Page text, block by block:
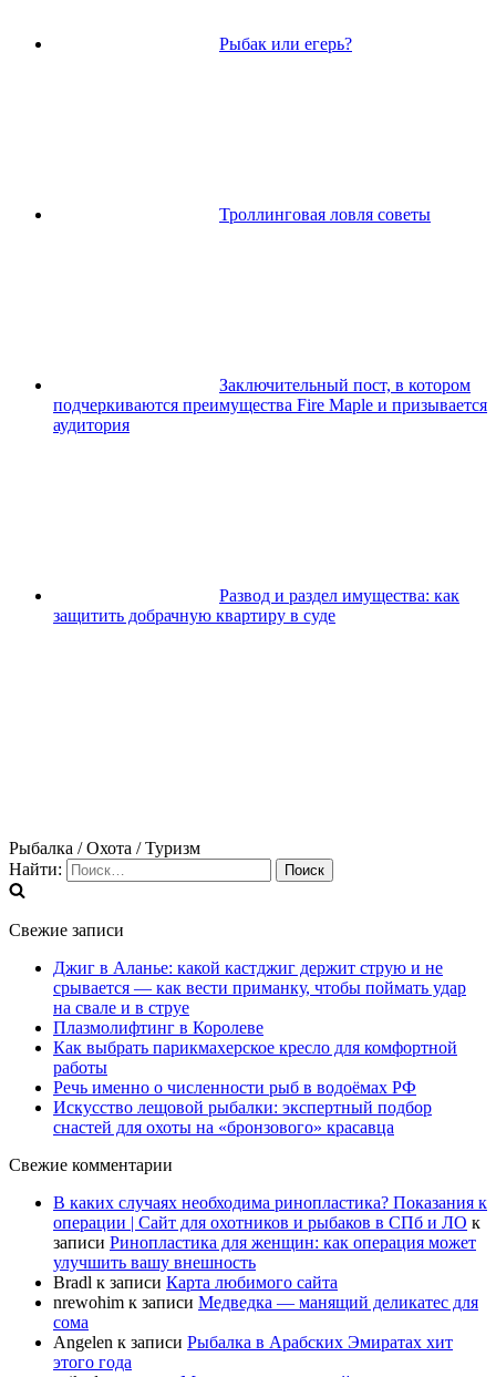
Рыбак или егерь?
Троллинговая ловля советы
Заключительный пост, в котором
подчеркиваются преимущества Fire Maple и призывается
аудитория
Развод и раздел имущества: как
защитить добрачную квартиру в суде
Рыбалка / Охота / Туризм
Найти:
Свежие записи
Джиг в Аланье: какой кастджиг держит струю и не
срывается — как вести приманку, чтобы поймать удар
на свале и в струе
Плазмолифтинг в Королеве
Как выбрать парикмахерское кресло для комфортной
работы
Речь именно о численности рыб в водоёмах РФ
Искусство лещовой рыбалки: экспертный подбор
снастей для охоты на «бронзового» красавца
Свежие комментарии
В каких случаях необходима ринопластика? Показания к
операции | Сайт для охотников и рыбаков в СПб и ЛО к
записи Ринопластика для женщин: как операция может
улучшить вашу внешность
Bradl к записи Карта любимого сайта
nrewohim к записи Медведка — манящий деликатес для
сома
Angelen к записи Рыбалка в Арабских Эмиратах хит
этого года